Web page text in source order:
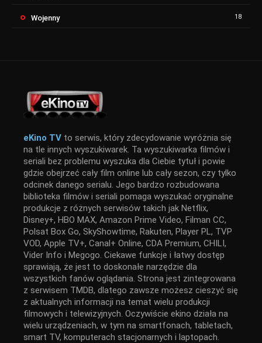
Wojenny 18
eKino TV to serwis, który zdecydowanie wyróżnia się
na tle innych wyszukiwarek. Ta wyszukiwarka filmów i
seriali bez problemu wyszuka dla Ciebie tytuł i powie
gdzie obejrzeć cały film online lub cały sezon, czy tylko
odcinek danego serialu. Jego bardzo rozbudowana
biblioteka filmów i seriali pomaga wyszukać oryginalne
produkcje z różnych serwisów takich jak Netflix,
Disney+, HBO MAX, Amazon Prime Video, Filman CC,
Polsat Box Go, SkyShowtime, Rakuten, Player PL, TVP
VOD, Apple TV+, Canal+ Online, CDA Premium, CHILI,
Vider Info i Megogo. Ciekawe funkcje i łatwy dostęp
sprawiają, że jest to doskonałe narzędzie dla
wszystkich fanów oglądania. Strona jest zintegrowana
z serwisem TMDB, dlatego zawsze możesz cieszyć się
z aktualnych informacji na temat wielu produkcji
filmowych i telewizyjnych. Oczywiście ekino działa na
wielu urządzeniach, w tym na smartfonach, tabletach,
smart TV, komputerach stacjonarnych i laptopach.